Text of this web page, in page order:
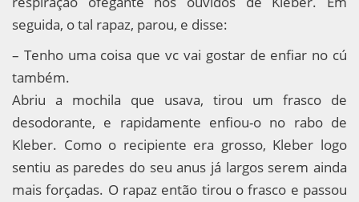
seguida, o tal rapaz, parou, e disse:
– Tenho uma coisa que vc vai gostar de enfiar no cú
também.
Abriu a mochila que usava, tirou um frasco de
desodorante, e rapidamente enfiou-o no rabo de
Kleber. Como o recipiente era grosso, Kleber logo
sentiu as paredes do seu anus já largos serem ainda
mais forçadas. O rapaz então tirou o frasco e passou